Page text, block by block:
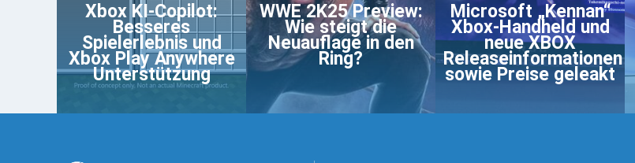
Xbox KI-Copilot:
Besseres
Spielerlebnis und
Xbox Play Anywhere
Unterstützung
WWE 2K25 Preview:
Wie steigt die
Neuauflage in den
Ring?
Microsoft „Kennan“
Xbox-Handheld und
neue XBOX
Releaseinformationen
sowie Preise geleakt